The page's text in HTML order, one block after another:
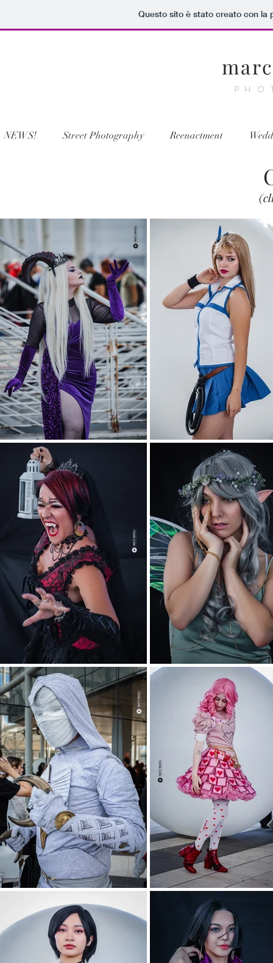
Questo sito è stato creato con la
NEWS! Street Photography Reenactment